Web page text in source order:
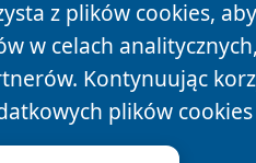
z plików cookies,
w celach
Kontynuując
plików
News